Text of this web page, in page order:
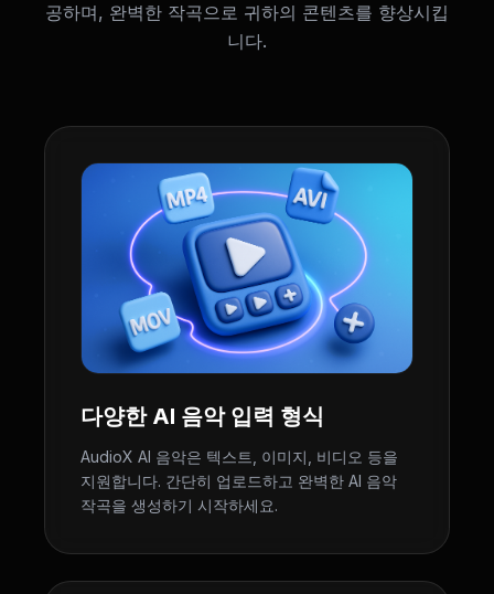
공하며, 완벽한 작곡으로 귀하의 콘텐츠를 향상시킵
니다.
다양한 AI 음악 입력 형식
AudioX AI 음악은 텍스트, 이미지, 비디오 등을
지원합니다. 간단히 업로드하고 완벽한 AI 음악
작곡을 생성하기 시작하세요.